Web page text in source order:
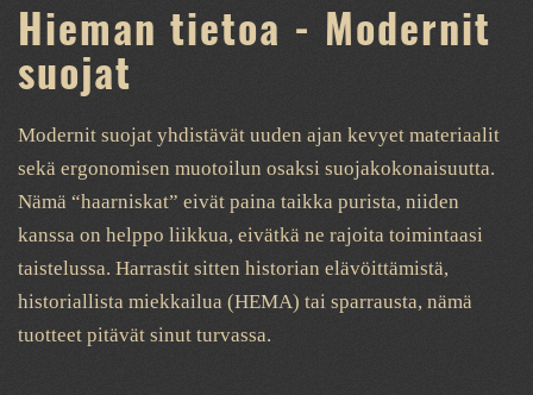
valinnat
Hieman tietoa - Modernit
suojat
Modernit suojat yhdistävät uuden ajan kevyet materiaalit
sekä ergonomisen muotoilun osaksi suojakokonaisuutta.
Nämä “haarniskat” eivät paina taikka purista, niiden
kanssa on helppo liikkua, eivätkä ne rajoita toimintaasi
taistelussa. Harrastit sitten historian elävöittämistä,
historiallista miekkailua (HEMA) tai sparrausta, nämä
tuotteet pitävät sinut turvassa.